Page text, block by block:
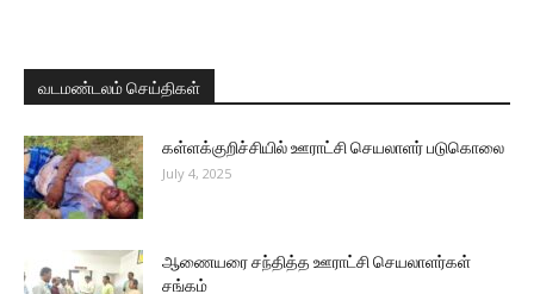
வடமண்டலம் செய்திகள்
கள்ளக்குறிச்சியில் ஊராட்சி செயலாளர் படுகொலை
July 4, 2025
ஆணையரை சந்தித்த ஊராட்சி செயலாளர்கள்
சங்கம்